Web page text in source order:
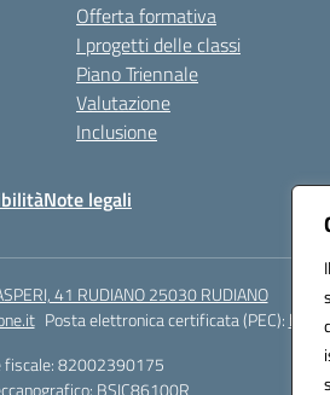
Offerta formativa
I progetti delle classi
Piano Triennale
Valutazione
Inclusione
Note legali
41 RUDIANO 25030 RUDIANO
Posta elettronica certificata (PEC):
fiscale: 82002390175
BSIC86100R